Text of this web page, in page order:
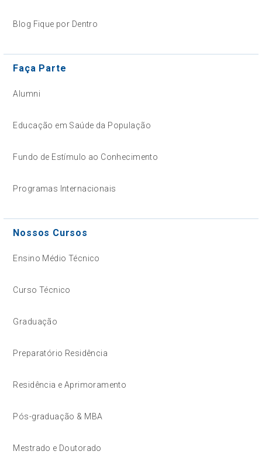
Blog Fique por Dentro
Faça Parte
Alumni
Educação em Saúde da População
Fundo de Estímulo ao Conhecimento
Programas Internacionais
Nossos Cursos
Ensino Médio Técnico
Curso Técnico
Graduação
Preparatório Residência
Residência e Aprimoramento
Pós-graduação & MBA
Mestrado e Doutorado